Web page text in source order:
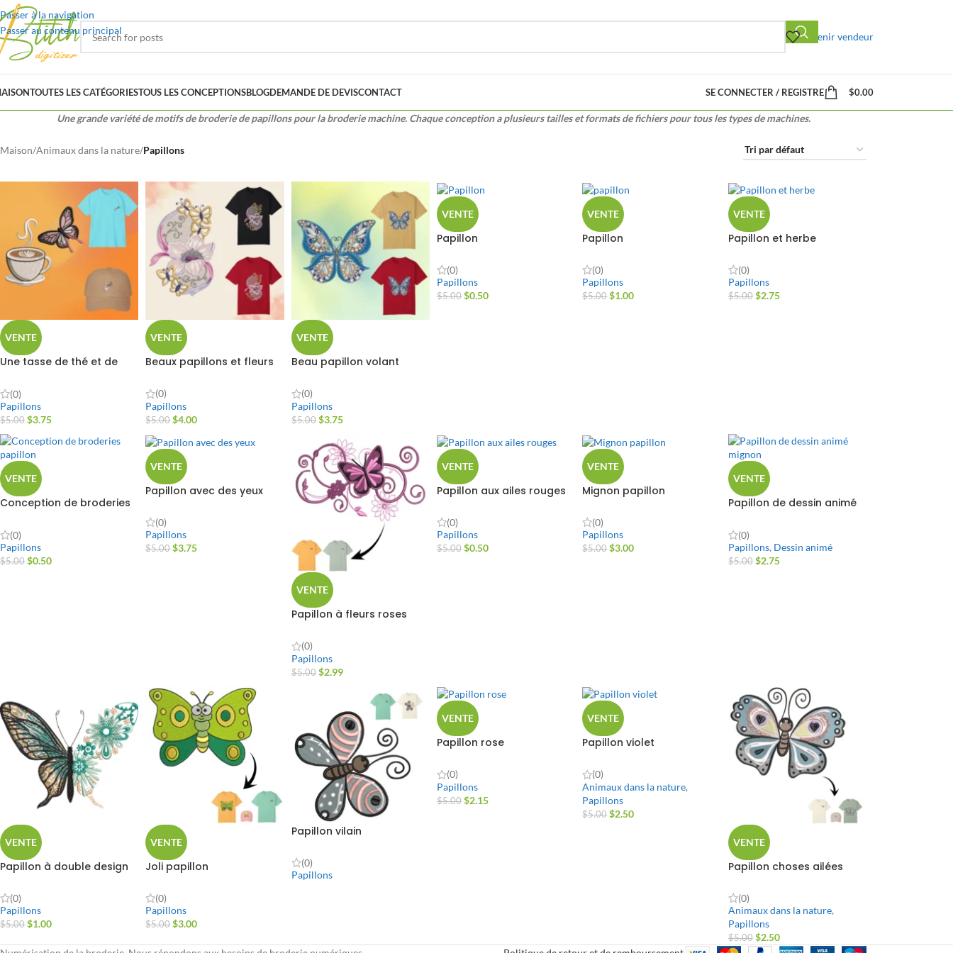
Passer à la navigation
Passer au contenu principal
Devenir vendeur
TOUTES LES CATÉGORIESTOUS LES CONCEPTIONSBLOGDEMANDE DE DEVISCONTACT SE CONNECTER / REGISTRE $0.00
Une grande variété de motifs de broderie de papillons pour la broderie machine. Chaque conception a plusieurs tailles et formats de fichiers pour tous les types de machines.
Maison/Animaux dans la nature/Papillons
VENTE
Une tasse de thé et de
(0)
Papillons
$5.00 $3.75
VENTE
Beaux papillons et fleurs
(0)
Papillons
$5.00 $4.00
VENTE
Beau papillon volant
(0)
Papillons
$5.00 $3.75
VENTE
Papillon
(0)
Papillons
$5.00 $0.50
VENTE
Papillon
(0)
Papillons
$5.00 $1.00
VENTE
Papillon et herbe
(0)
Papillons
$5.00 $2.75
VENTE
Conception de broderies
(0)
Papillons
$5.00 $0.50
VENTE
Papillon avec des yeux
(0)
Papillons
$5.00 $3.75
VENTE
Papillon à fleurs roses
(0)
Papillons
$5.00 $2.99
VENTE
Papillon aux ailes rouges
(0)
Papillons
$5.00 $0.50
VENTE
Mignon papillon
(0)
Papillons
$5.00 $3.00
VENTE
Papillon de dessin animé
(0)
Papillons, Dessin animé
$5.00 $2.75
VENTE
Papillon à double design
(0)
Papillons
$5.00 $1.00
VENTE
Joli papillon
(0)
Papillons
$5.00 $3.00
Papillon vilain
(0)
Papillons
VENTE
Papillon rose
(0)
Papillons
$5.00 $2.15
VENTE
Papillon violet
(0)
Animaux dans la nature,
Papillons
$5.00 $2.50
VENTE
Papillon choses ailées
(0)
Animaux dans la nature,
Papillons
$5.00 $2.50